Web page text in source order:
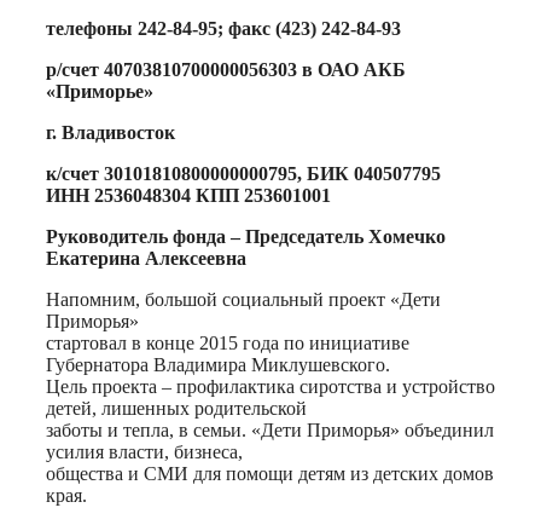
телефоны 242-84-95; факс (423) 242-84-93
р/счет 40703810700000056303 в ОАО АКБ
«Приморье»
г. Владивосток
к/счет 30101810800000000795, БИК 040507795
ИНН 2536048304 КПП 253601001
Руководитель фонда – Председатель Хомечко
Екатерина Алексеевна
Напомним, большой социальный проект «Дети
Приморья»
стартовал в конце 2015 года по инициативе
Губернатора Владимира Миклушевского.
Цель проекта – профилактика сиротства и устройство
детей, лишенных родительской
заботы и тепла, в семьи. «Дети Приморья» объединил
усилия власти, бизнеса,
общества и СМИ для помощи детям из детских домов
края.